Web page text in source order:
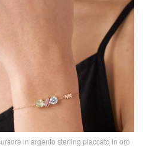
in argento sterling placcato in oro